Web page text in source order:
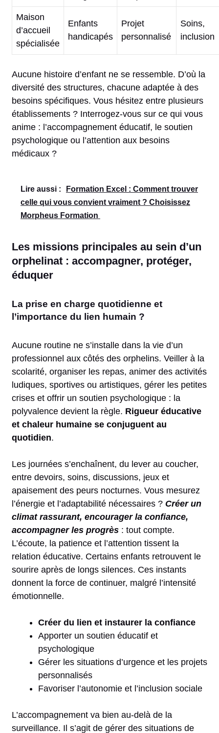
Maison
d’accueil
spécialisée
Enfants
handicapés
Projet
personnalisé
Soins,
inclusion
Aucune histoire d’enfant ne se ressemble. D’où la
diversité des structures, chacune adaptée à des
besoins spécifiques. Vous hésitez entre plusieurs
établissements ? Interrogez-vous sur ce qui vous
anime : l’accompagnement éducatif, le soutien
psychologique ou l’attention aux besoins
médicaux ?
Lire aussi :
Formation Excel : Comment trouver
celle qui vous convient vraiment ? Choisissez
Morpheus Formation
Les missions principales au sein d’un
orphelinat : accompagner, protéger,
éduquer
La prise en charge quotidienne et
l’importance du lien humain ?
Aucune routine ne s’installe dans la vie d’un
professionnel aux côtés des orphelins. Veiller à la
scolarité, organiser les repas, animer des activités
ludiques, sportives ou artistiques, gérer les petites
crises et offrir un soutien psychologique : la
polyvalence devient la règle. Rigueur éducative
et chaleur humaine se conjuguent au
quotidien.
Les journées s’enchaînent, du lever au coucher,
entre devoirs, soins, discussions, jeux et
apaisement des peurs nocturnes. Vous mesurez
l’énergie et l’adaptabilité nécessaires ? Créer un
climat rassurant, encourager la confiance,
accompagner les progrès : tout compte.
L’écoute, la patience et l’attention tissent la
relation éducative. Certains enfants retrouvent le
sourire après de longs silences. Ces instants
donnent la force de continuer, malgré l’intensité
émotionnelle.
Créer du lien et instaurer la confiance
Apporter un soutien éducatif et
psychologique
Gérer les situations d’urgence et les projets
personnalisés
Favoriser l’autonomie et l’inclusion sociale
L’accompagnement va bien au-delà de la
surveillance. Il s’agit de gérer des situations de